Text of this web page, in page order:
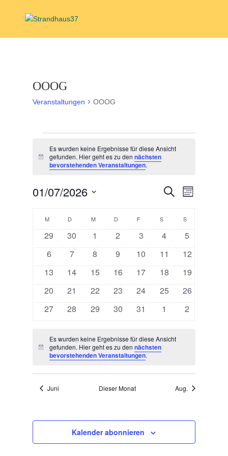
OOOG
Veranstaltungen OOOG
Hinweis
Es wurden keine Ergebnisse für diese Ansicht
gefunden. Hier geht es zu dennächsten
bevorstehenden Veranstaltungen.
und
Ansichten,
Navigation
Suche
Monat
01/07/2026
wählen.
Kalender
Veranstaltungen
MMONTAG
D DIENSTAG
MMITTWOCH
DDONNERSTAG
F FREITAG
S SAMSTAG
SSONNTAG
0
29
0
30
0
1
0
2
0
3
0
4
0
5
0
6
0
7
0
8
0
9
0
10
0
11
0
12
0
13
0
14
0
15
0
16
0
17
0
18
0
19
0
20
0
21
0
22
0
23
0
24
0
25
0
26
0
27
0
28
0
29
0
30
0
31
0
1
0
2
Hinweis
Es wurden keine Ergebnisse für diese Ansicht
gefunden. Hier geht es zu dennächsten
bevorstehenden Veranstaltungen.
Juni Dieser Monat Aug.
Kalender abonnieren